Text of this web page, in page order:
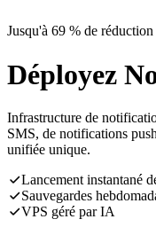
Jusqu'à 69 % de
Déployez
Infrastructure de
SMS, de notifications
unifiée unique.
Lancement instantané
Sauvegardes
VPS géré par IA